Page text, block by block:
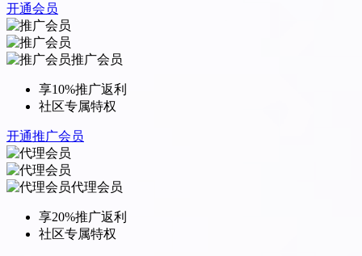
开通会员
推广会员
享10%推广返利
社区专属特权
开通推广会员
代理会员
享20%推广返利
社区专属特权